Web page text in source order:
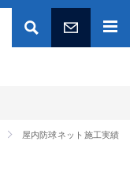
屋内防球ネット施工実績